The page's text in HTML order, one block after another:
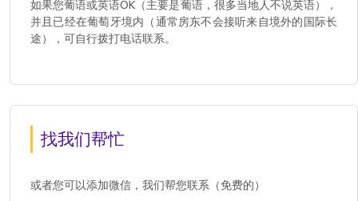
如果您葡语或英语OK（主要是葡语，很多当地人不说英语），
并且已经在葡萄牙境内（通常房东不会接听来自境外的国际长
途），可自行拨打电话联系。
找我们帮忙
或者您可以添加微信，我们帮您联系（免费的）